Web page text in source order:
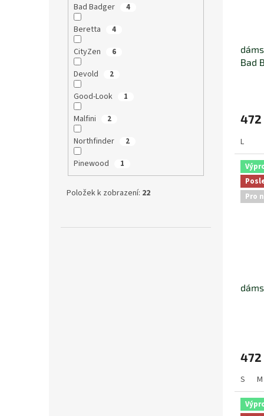
Bad Badger 4
Beretta 4
CityZen 6
Devold 2
Good-Look 1
Malfini 2
Northfinder 2
Pinewood 1
Položek k zobrazení: 22
Bad
472
L
Pro
472
S M